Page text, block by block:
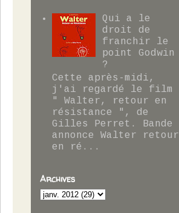
Qui a le
droit de
franchir le
point Godwin
?
Cette après-midi,
j'ai regardé le film
" Walter, retour en
résistance ", de
Gilles Perret. Bande
annonce Walter retour
en ré...
Archives